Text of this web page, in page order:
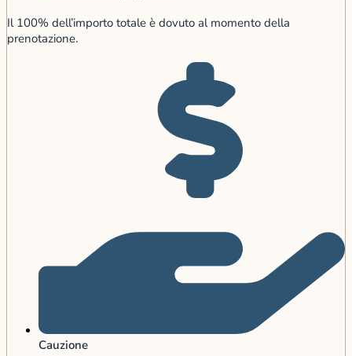
Il 100% dell’importo totale è dovuto al momento della
prenotazione.
Cauzione